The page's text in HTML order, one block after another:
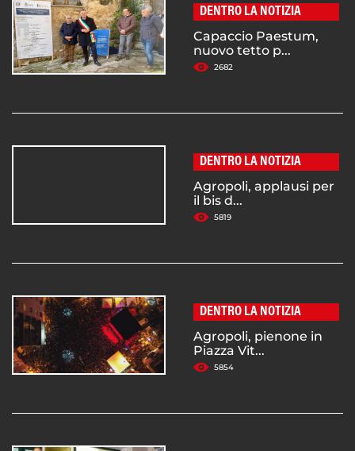
DENTRO LA NOTIZIA
Capaccio Paestum,
nuovo tetto p...
2682
DENTRO LA NOTIZIA
Agropoli, applausi per
il bis d...
5819
DENTRO LA NOTIZIA
Agropoli, pienone in
Piazza Vit...
5854